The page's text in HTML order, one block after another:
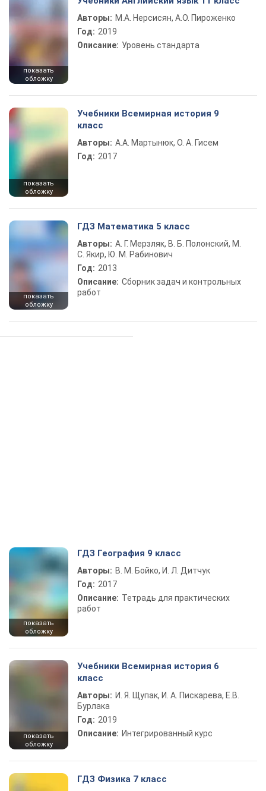
показать
обложку
Авторы: М.А. Нерсисян, А.О. Пироженко
Год: 2019
Описание: Уровень стандарта
показать
обложку
Учебники Всемирная история 9
класс
Авторы: А.А. Мартынюк, О. А. Гисем
Год: 2017
показать
обложку
ГДЗ Математика 5 класс
Авторы: А. Г. Мерзляк, В. Б. Полонский, М.
С. Якир, Ю. М. Рабинович
Год: 2013
Описание: Сборник задач и контрольных
работ
показать
обложку
ГДЗ География 9 класс
Авторы: В. М. Бойко, И. Л. Дитчук
Год: 2017
Описание: Тетрадь для практических
работ
показать
обложку
Учебники Всемирная история 6
класс
Авторы: И. Я. Щупак, И. А. Пискарева, Е.В.
Бурлака
Год: 2019
Описание: Интегрированный курс
ГДЗ Физика 7 класс